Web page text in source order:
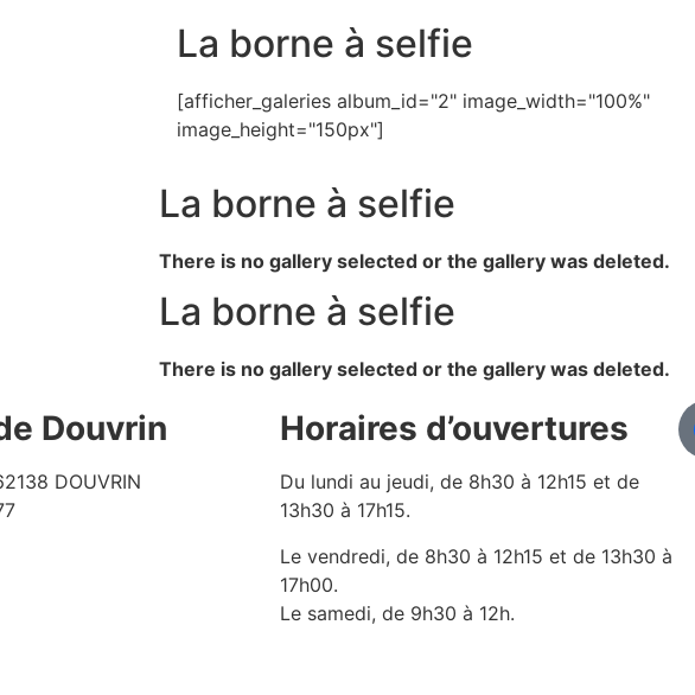
La borne à selfie
[afficher_galeries album_id="2" image_width="100%"
image_height="150px"]
La borne à selfie
There is no gallery selected or the gallery was deleted.
La borne à selfie
There is no gallery selected or the gallery was deleted.
Douvrin
DOUVRIN
Horaires d’ouvertures
Du lundi au jeudi, de 8h30 à 12h15 et de
13h30 à 17h15.
Le vendredi, de 8h30 à 12h15 et de 13h30 à
17h00.
Le samedi, de 9h30 à 12h.